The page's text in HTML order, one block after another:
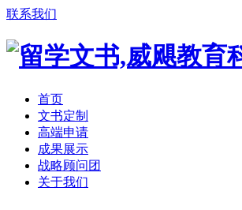
联系我们
首页
文书定制
高端申请
成果展示
战略顾问团
关于我们